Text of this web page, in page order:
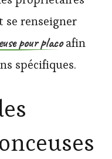
se renseigner
pour placoafin
spécifiques.